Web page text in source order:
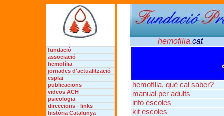
hemofilia.cat
fundació
associació
hemofília
jornades d'actualització
esplai
publicacions
videos ACH
psicologia
direccions - links
història Catalunya
hemofília, què cal saber?
manual per adults
info escoles
kit escoles